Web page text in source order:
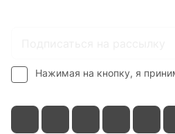
Нажимая на кнопку, я